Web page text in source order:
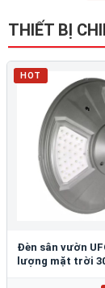
THIẾT BỊ
HOT
Đèn sân vườn
lượng mặt trời